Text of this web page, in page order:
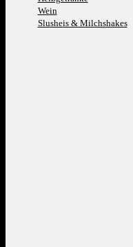
Wein
Slusheis & Milchshakes